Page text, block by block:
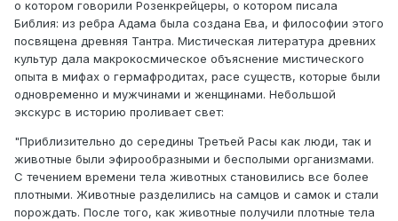
о котором говорили Розенкрейцеры, о котором писала
Библия: из ребра Адама была создана Ева, и философии этого
посвящена древняя Тантра. Мистическая литература древних
культур дала макрокосмическое объяснение мистического
опыта в мифах о гермафродитах, расе существ, которые были
одновременно и мужчинами и женщинами. Небольшой
экскурс в историю проливает свет:
"Приблизительно до середины Третьей Расы как люди, так и
животные были эфирообразными и бесполыми организмами.
С течением времени тела животных становились все более
плотными. Животные разделились на самцов и самок и стали
порождать. После того, как животные получили плотные тела